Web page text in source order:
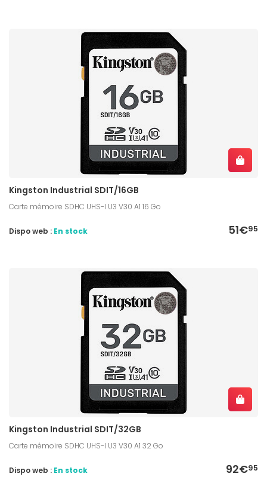
Kingston Industrial SDIT/16GB
Carte mémoire SDHC UHS-I U3 V30 A1 16 Go
51€95
Dispo web : En stock
Kingston Industrial SDIT/32GB
Carte mémoire SDHC UHS-I U3 V30 A1 32 Go
92€95
Dispo web : En stock